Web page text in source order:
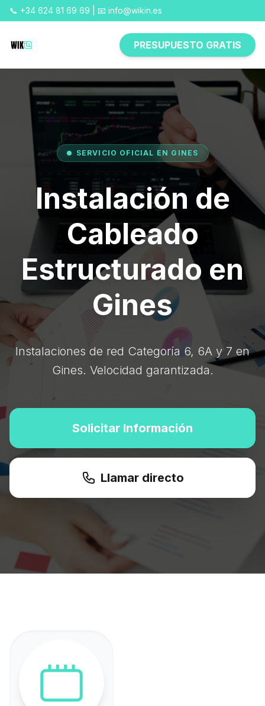
📞 +34 624 81 69 69 | 📧 info@wikin.es
PRESUPUESTO GRATIS
SERVICIO OFICIAL EN GINES
Instalación de
Cableado
Estructurado en
Gines
Instalaciones de red Categoría 6, 6A y 7 en
Gines. Velocidad garantizada.
Solicitar Información
Llamar directo